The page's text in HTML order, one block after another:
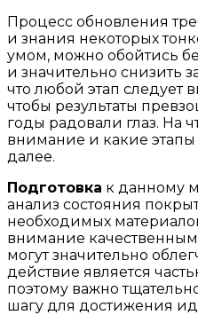
Процесс обновления
и знания некоторых
умом, можно обойтись
и значительно снизить
что любой этап следует
чтобы результаты
годы радовали глаз. На
внимание и какие
далее.
Подготовка к данному
анализ состояния
необходимых
внимание
могут значительно
действие является
поэтому важно
шагу для достижения